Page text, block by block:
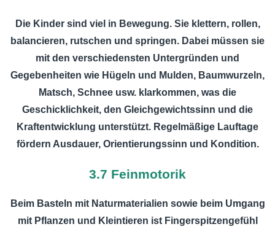
Die Kinder sind viel in Bewegung. Sie klettern, rollen,
balancieren, rutschen und springen. Dabei müssen sie
mit den verschiedensten Untergründen und
Gegebenheiten wie Hügeln und Mulden, Baumwurzeln,
Matsch, Schnee usw. klarkommen, was die
Geschicklichkeit, den Gleichgewichtssinn und die
Kraftentwicklung unterstützt. Regelmäßige Lauftage
fördern Ausdauer, Orientierungssinn und Kondition.
3.7 Feinmotorik
Beim Basteln mit Naturmaterialien sowie beim Umgang
mit Pflanzen und Kleintieren ist Fingerspitzengefühl